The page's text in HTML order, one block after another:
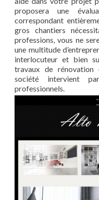
proposera une
correspondant
gros chantiers
professions, vous ne
une multitude
interlocuteur et bien
travaux de rénovation
société intervient
professionnels.